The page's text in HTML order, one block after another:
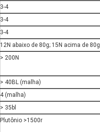
3-4
3-4
3-4
12N abaixo de 80g; 15N acima de 80g
> 200N
> 40BL (malha)
4 (malha)
> 35bl
Plutônio >1500r